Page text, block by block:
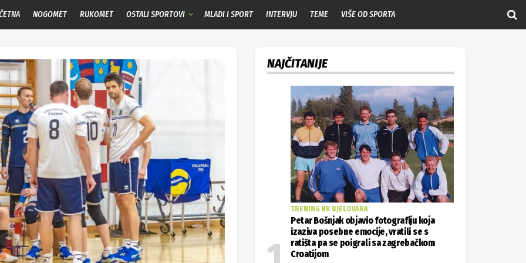
NOGOMET RUKOMET OSTALI SPORTOVI MLADI I SPORT INTERVJU TEME VIŠE OD SPORTA
NAJČITANIJE
TRENING NK BJELOVARA
Petar Bošnjak objavio fotografiju koja
izaziva posebne emocije, vratili se s
ratišta pa se poigrali sa zagrebačkom
Croatijom